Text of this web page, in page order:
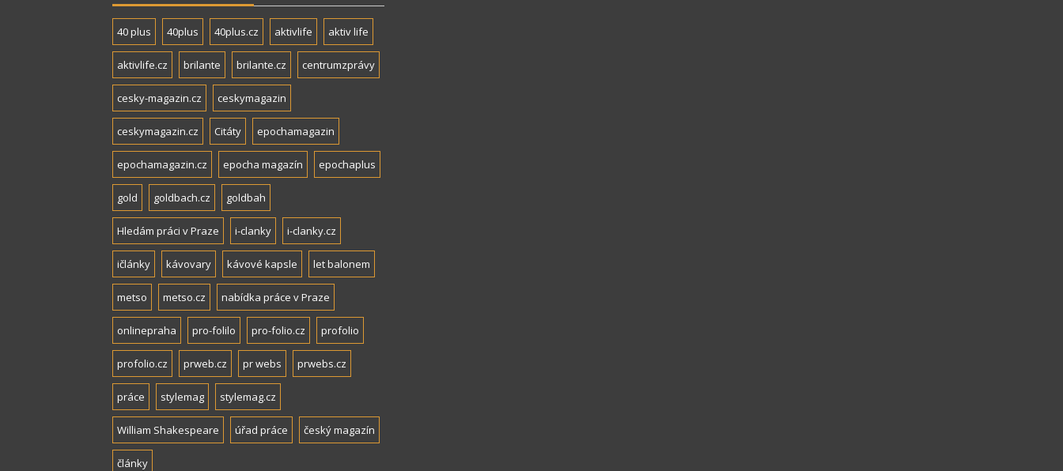
40 plus 40plus 40plus.cz aktivlife aktiv life
aktivlife.cz brilante brilante.cz centrumzprávy
cesky-magazin.cz ceskymagazin
ceskymagazin.cz Citáty epochamagazin
epochamagazin.cz epocha magazín epochaplus
gold goldbach.cz goldbah
Hledám práci v Praze i-clanky i-clanky.cz
ičlánky kávovary kávové kapsle let balonem
metso metso.cz nabídka práce v Praze
onlinepraha pro-folilo pro-folio.cz profolio
profolio.cz prweb.cz pr webs prwebs.cz
práce stylemag stylemag.cz
William Shakespeare úřad práce český magazín
články